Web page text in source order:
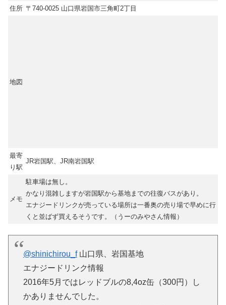
住所 〒740-0025 山口県岩国市三角町2丁目
地図
最寄
り駅
JR岩国駅、JR南岩国駅
メモ
駐車場は無し。
かなり混雑しますが岩国駅から基地までの往復バスがあり。
エナジードリンクが売っている場所は一番奥の売り場で早めに行
くと並ばず買えるそうです。（うーのみやさん情報）
@shinichirou_f山口県、岩国基地
エナジードリンク情報
2016年5月ではレッドブルの8,4oz缶（300円）し
かありませんでした。